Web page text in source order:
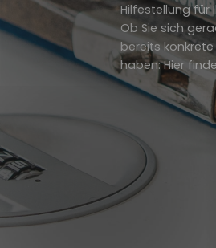
Hilfestellung für
Ob Sie sich
bereits
haben: Hier